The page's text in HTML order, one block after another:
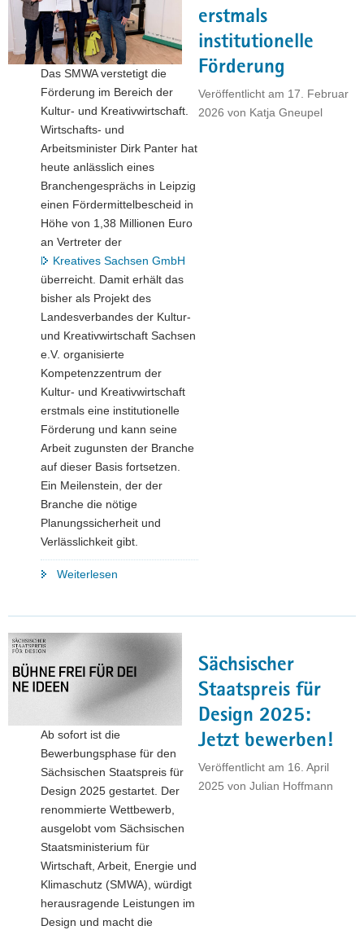
i
erstmals
institutionelle
Förderung
Veröffentlicht am 17. Februar
2026 von Katja Gneupel
Das SMWA verstetigt die
Förderung im Bereich der
Kultur- und Kreativwirtschaft.
Wirtschafts- und
Arbeitsminister Dirk Panter hat
heute anlässlich eines
Branchengesprächs in Leipzig
einen Fördermittelbescheid in
Höhe von 1,38 Millionen Euro
an Vertreter der
Kreatives Sachsen GmbH
überreicht. Damit erhält das
bisher als Projekt des
Landesverbandes der Kultur-
und Kreativwirtschaft Sachsen
e.V. organisierte
Kompetenzzentrum der
Kultur- und Kreativwirtschaft
erstmals eine institutionelle
Förderung und kann seine
Arbeit zugunsten der Branche
auf dieser Basis fortsetzen.
Ein Meilenstein, der der
Branche die nötige
Planungssicherheit und
Verlässlichkeit gibt.
Weiterlesen
Förderung"
Sächsischer
Staatspreis für
Design 2025:
Jetzt bewerben!
Veröffentlicht am 16. April
2025 von Julian Hoffmann
Ab sofort ist die
Bewerbungsphase für den
Sächsischen Staatspreis für
Design 2025 gestartet. Der
renommierte Wettbewerb,
ausgelobt vom Sächsischen
Staatsministerium für
Wirtschaft, Arbeit, Energie und
Klimaschutz (SMWA), würdigt
herausragende Leistungen im
Design und macht die